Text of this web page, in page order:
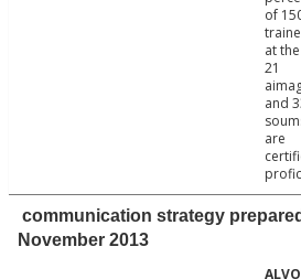
of
at the
21
and
are
communication strategy
November 2013